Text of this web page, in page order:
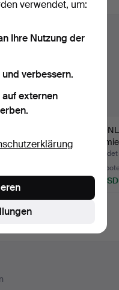
Messing,
Hälfte
2
37 USD
verwendet, um:
Ihre Nutzung der
verbessern.
externen